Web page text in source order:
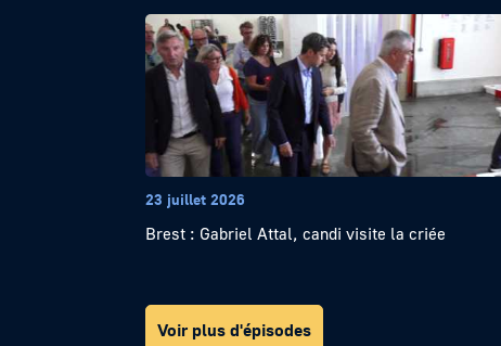
23 juillet 2026
Brest : Gabriel Attal, candi visite la criée
Voir plus d'épisodes